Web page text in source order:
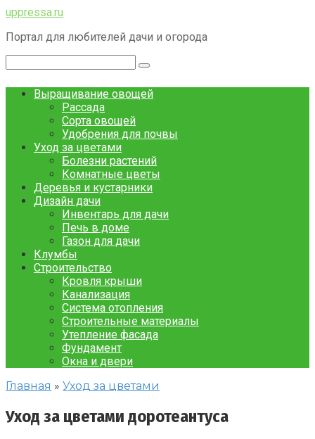
Перейти
контенту
uppressa.ru
Портал для любителей дачи и огорода
Выращивание овощей
Рассада
Сорта овощей
Удобрения для почвы
Уход за цветами
Болезни растений
Комнатные цветы
Деревья и кустарники
Дизайн дачи
Инвентарь для дачи
Печь в доме
Газон для дачи
Клумбы
Строительство
Кровля крыши
Канализация
Система отопления
Строительные материалы
Утепление фасада
Фундамент
Окна и двери
Главная » Уход за цветами
Уход за цветами доротеантуса